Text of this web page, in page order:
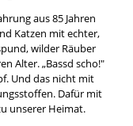
aus 85 Jahren
Katzen mit echter,
wilder Räuber
Alter. „Bassd scho!"
Und das nicht mit
Dafür mit
unserer Heimat.